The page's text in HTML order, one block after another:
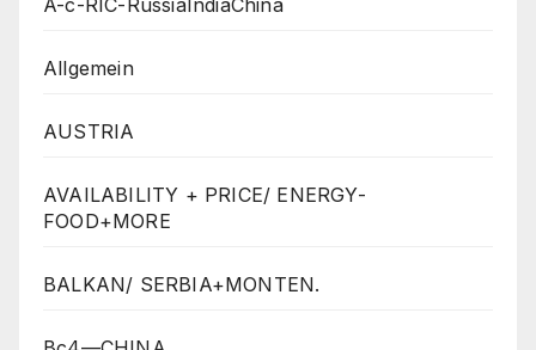
Allgemein
AUSTRIA
AVAILABILITY + PRICE/ ENERGY-
FOOD+MORE
BALKAN/ SERBIA+MONTEN.